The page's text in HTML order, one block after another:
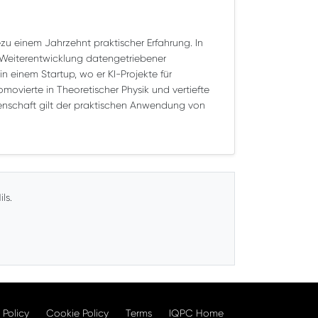
einem Jahrzehnt praktischer Erfahrung. In
datengetriebener
einem Startup, wo er KI-Projekte für
in Theoretischer Physik und vertiefte
gilt der praktischen Anwendung von
Policy Cookie Policy Terms IQPC Home